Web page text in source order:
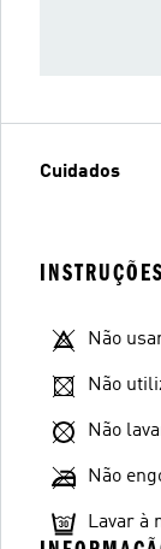
Cuidados
Não
Não
Não
Não
Lavar à